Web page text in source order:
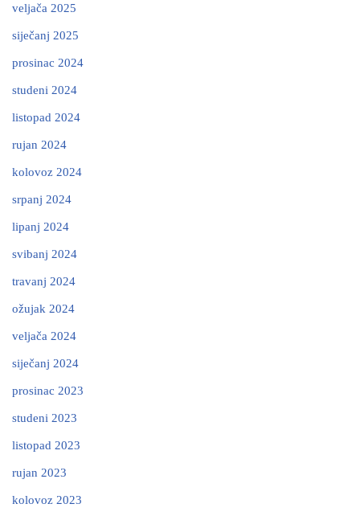
veljača 2025
siječanj 2025
prosinac 2024
studeni 2024
listopad 2024
rujan 2024
kolovoz 2024
srpanj 2024
lipanj 2024
svibanj 2024
travanj 2024
ožujak 2024
veljača 2024
siječanj 2024
prosinac 2023
studeni 2023
listopad 2023
rujan 2023
kolovoz 2023